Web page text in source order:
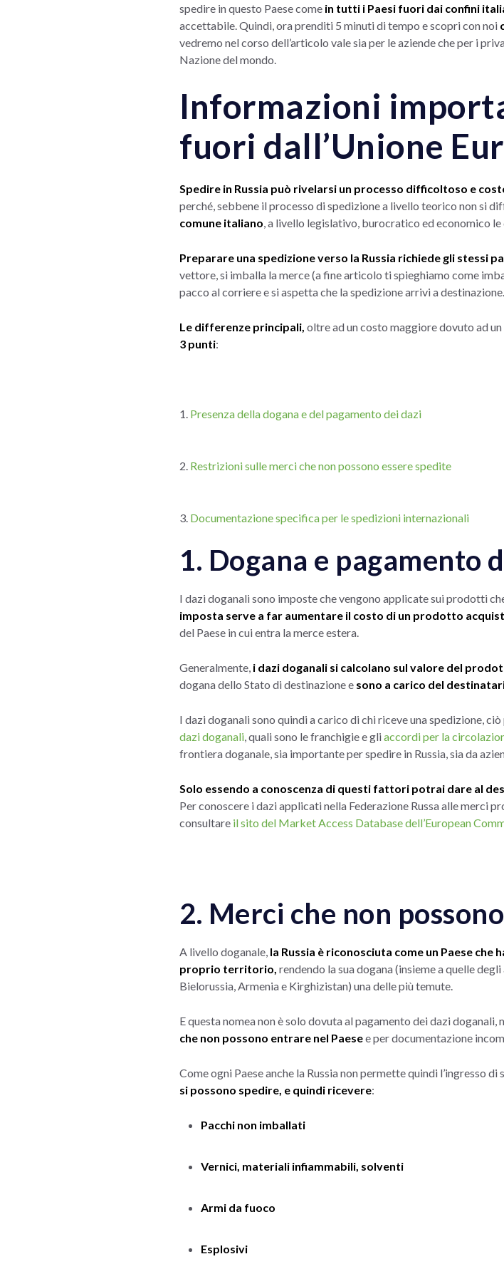
spedire in questo Paese come in tutti i Paesi fuori dai confini
accettabile. Quindi, ora prenditi 5 minuti di tempo e scopri con noi
vedremo nel corso dell’articolo vale sia per le aziende che per i
Nazione del mondo.
Informazioni
fuori dall’Unione
Spedire in Russia può rivelarsi un processo difficoltoso e
perché, sebbene il processo di spedizione a livello teorico non si
comune italiano, a livello legislativo, burocratico ed economico
Preparare una spedizione verso la Russia richiede gli stessi
vettore, si imballa la merce (a fine articolo ti spieghiamo come
pacco al corriere e si aspetta che la spedizione arrivi a destinazione.
Le differenze principali, oltre ad un costo maggiore dovuto ad
3 punti:
1. Presenza della dogana e del pagamento dei dazi
2. Restrizioni sulle merci che non possono essere spedite
3. Documentazione specifica per le spedizioni internazionali
1. Dogana e pagamento
I dazi doganali sono imposte che vengono applicate sui prodotti
imposta serve a far aumentare il costo di un prodotto
del Paese in cui entra la merce estera.
Generalmente, i dazi doganali si calcolano sul valore del
dogana dello Stato di destinazione e sono a carico del
I dazi doganali sono quindi a carico di chi riceve una spedizione,
dazi doganali, quali sono le franchigie e gliaccordi per la
frontiera doganale, sia importante per spedire in Russia, sia da
Solo essendo a conoscenza di questi fattori potrai dare al
Per conoscere i dazi applicati nella Federazione Russa alle merci
consultare il sito del Market Access Database dell’European
2. Merci che non
A livello doganale, la Russia è riconosciuta come un Paese
proprio territorio, rendendo la sua dogana (insieme a quelle
Bielorussia, Armenia e Kirghizistan) una delle più temute.
E questa nomea non è solo dovuta al pagamento dei dazi doganali,
che non possono entrare nel Paesee per documentazione
Come ogni Paese anche la Russia non permette quindi l’ingresso
si possono spedire, e quindi ricevere:
Pacchi non imballati
Vernici, materiali infiammabili, solventi
Armi da fuoco
Esplosivi